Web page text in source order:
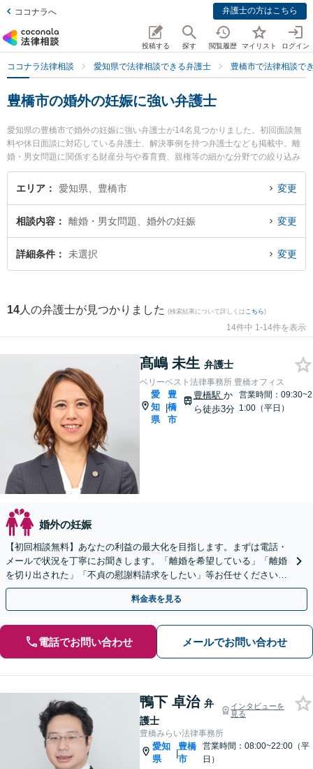
ココナラへ 弁護士の方はこちら
投稿する 探す 閲覧履歴 マイリスト ログイン
ココナラ法律相談 愛知県で法律相談できる弁護士 豊橋市で法律相談で
豊橋市の婚外の妊娠に強い弁護士
愛知県の豊橋市で婚外の妊娠に強い弁護士が14名見つかりました。初回面談無
料や休日面談に対応している弁護士、解決事例を持つ弁護士なども掲載中。離
婚・男女問題に関係する財産分与や養育費、親権等の細かな分野での絞り込み
検索もでき便利です。特にベリーベスト法律事務所 豊橋オフィスの髙嶋 未生弁
護士や豊橋みらい法律事務所の鴨下 卓治弁護士、豊橋法律事務所の鈴木 誠人弁
い』『婚外の妊娠のトラブル解決の実績豊富な近くの弁護士を検索したい』
『初回相談無料で婚外の妊娠を法律相談できる豊橋市内の弁護士に相談予約し
たい』などでお困りの相談者さんにおすすめです。
エリア 愛知県、豊橋市 変更
相談内容 離婚・男女問題、婚外の妊娠 変更
詳細条件 未選択 変更
14 人の弁護士が見つかりました (検索結果について詳しくは こちら)
14件中 1-14件を表示
髙嶋 未生 弁護士
ベリーベスト法律事務所 豊橋オフィス
愛
知
県
|
豊
橋
市
豊橋駅 か
ら徒歩3分
営業時間：09:30~2
1:00（平日）
婚外の妊娠
【初回相談無料】あなたの利益の最大化を目指します。まずは電話・
メールで状況を丁寧にお聞きします。「離婚を希望している」「離婚
を切り出された」「不貞の慰謝料請求をしたい」等お任せください。
【リーズナブルな料金設定】
料金表を見る
電話でお問い合わせ メールでお問い合わせ
鴨下 卓治 弁
護士
インタビューを
見る
豊橋みらい法律事務所
愛知
県
|
豊橋
市
営業時間：08:00~22:00（平
日）